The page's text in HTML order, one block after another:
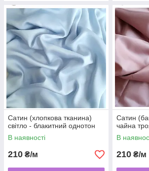
Сатин (хлопкова тканина)
світло - блакитний однотон
В наявності
210 ₴/м
Сатин
чайна
В
210 ₴/м